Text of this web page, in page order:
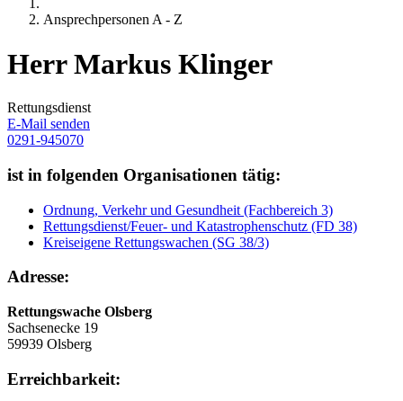
Ansprechpersonen A - Z
Herr Markus Klinger
Rettungsdienst
E-Mail senden
0291-945070
ist in folgenden Organisationen tätig:
Ordnung, Verkehr und Gesundheit (Fachbereich 3)
Rettungsdienst/Feuer- und Katastrophenschutz (FD 38)
Kreiseigene Rettungswachen (SG 38/3)
Adresse:
Rettungswache Olsberg
Sachsenecke 19
59939 Olsberg
Erreichbarkeit: